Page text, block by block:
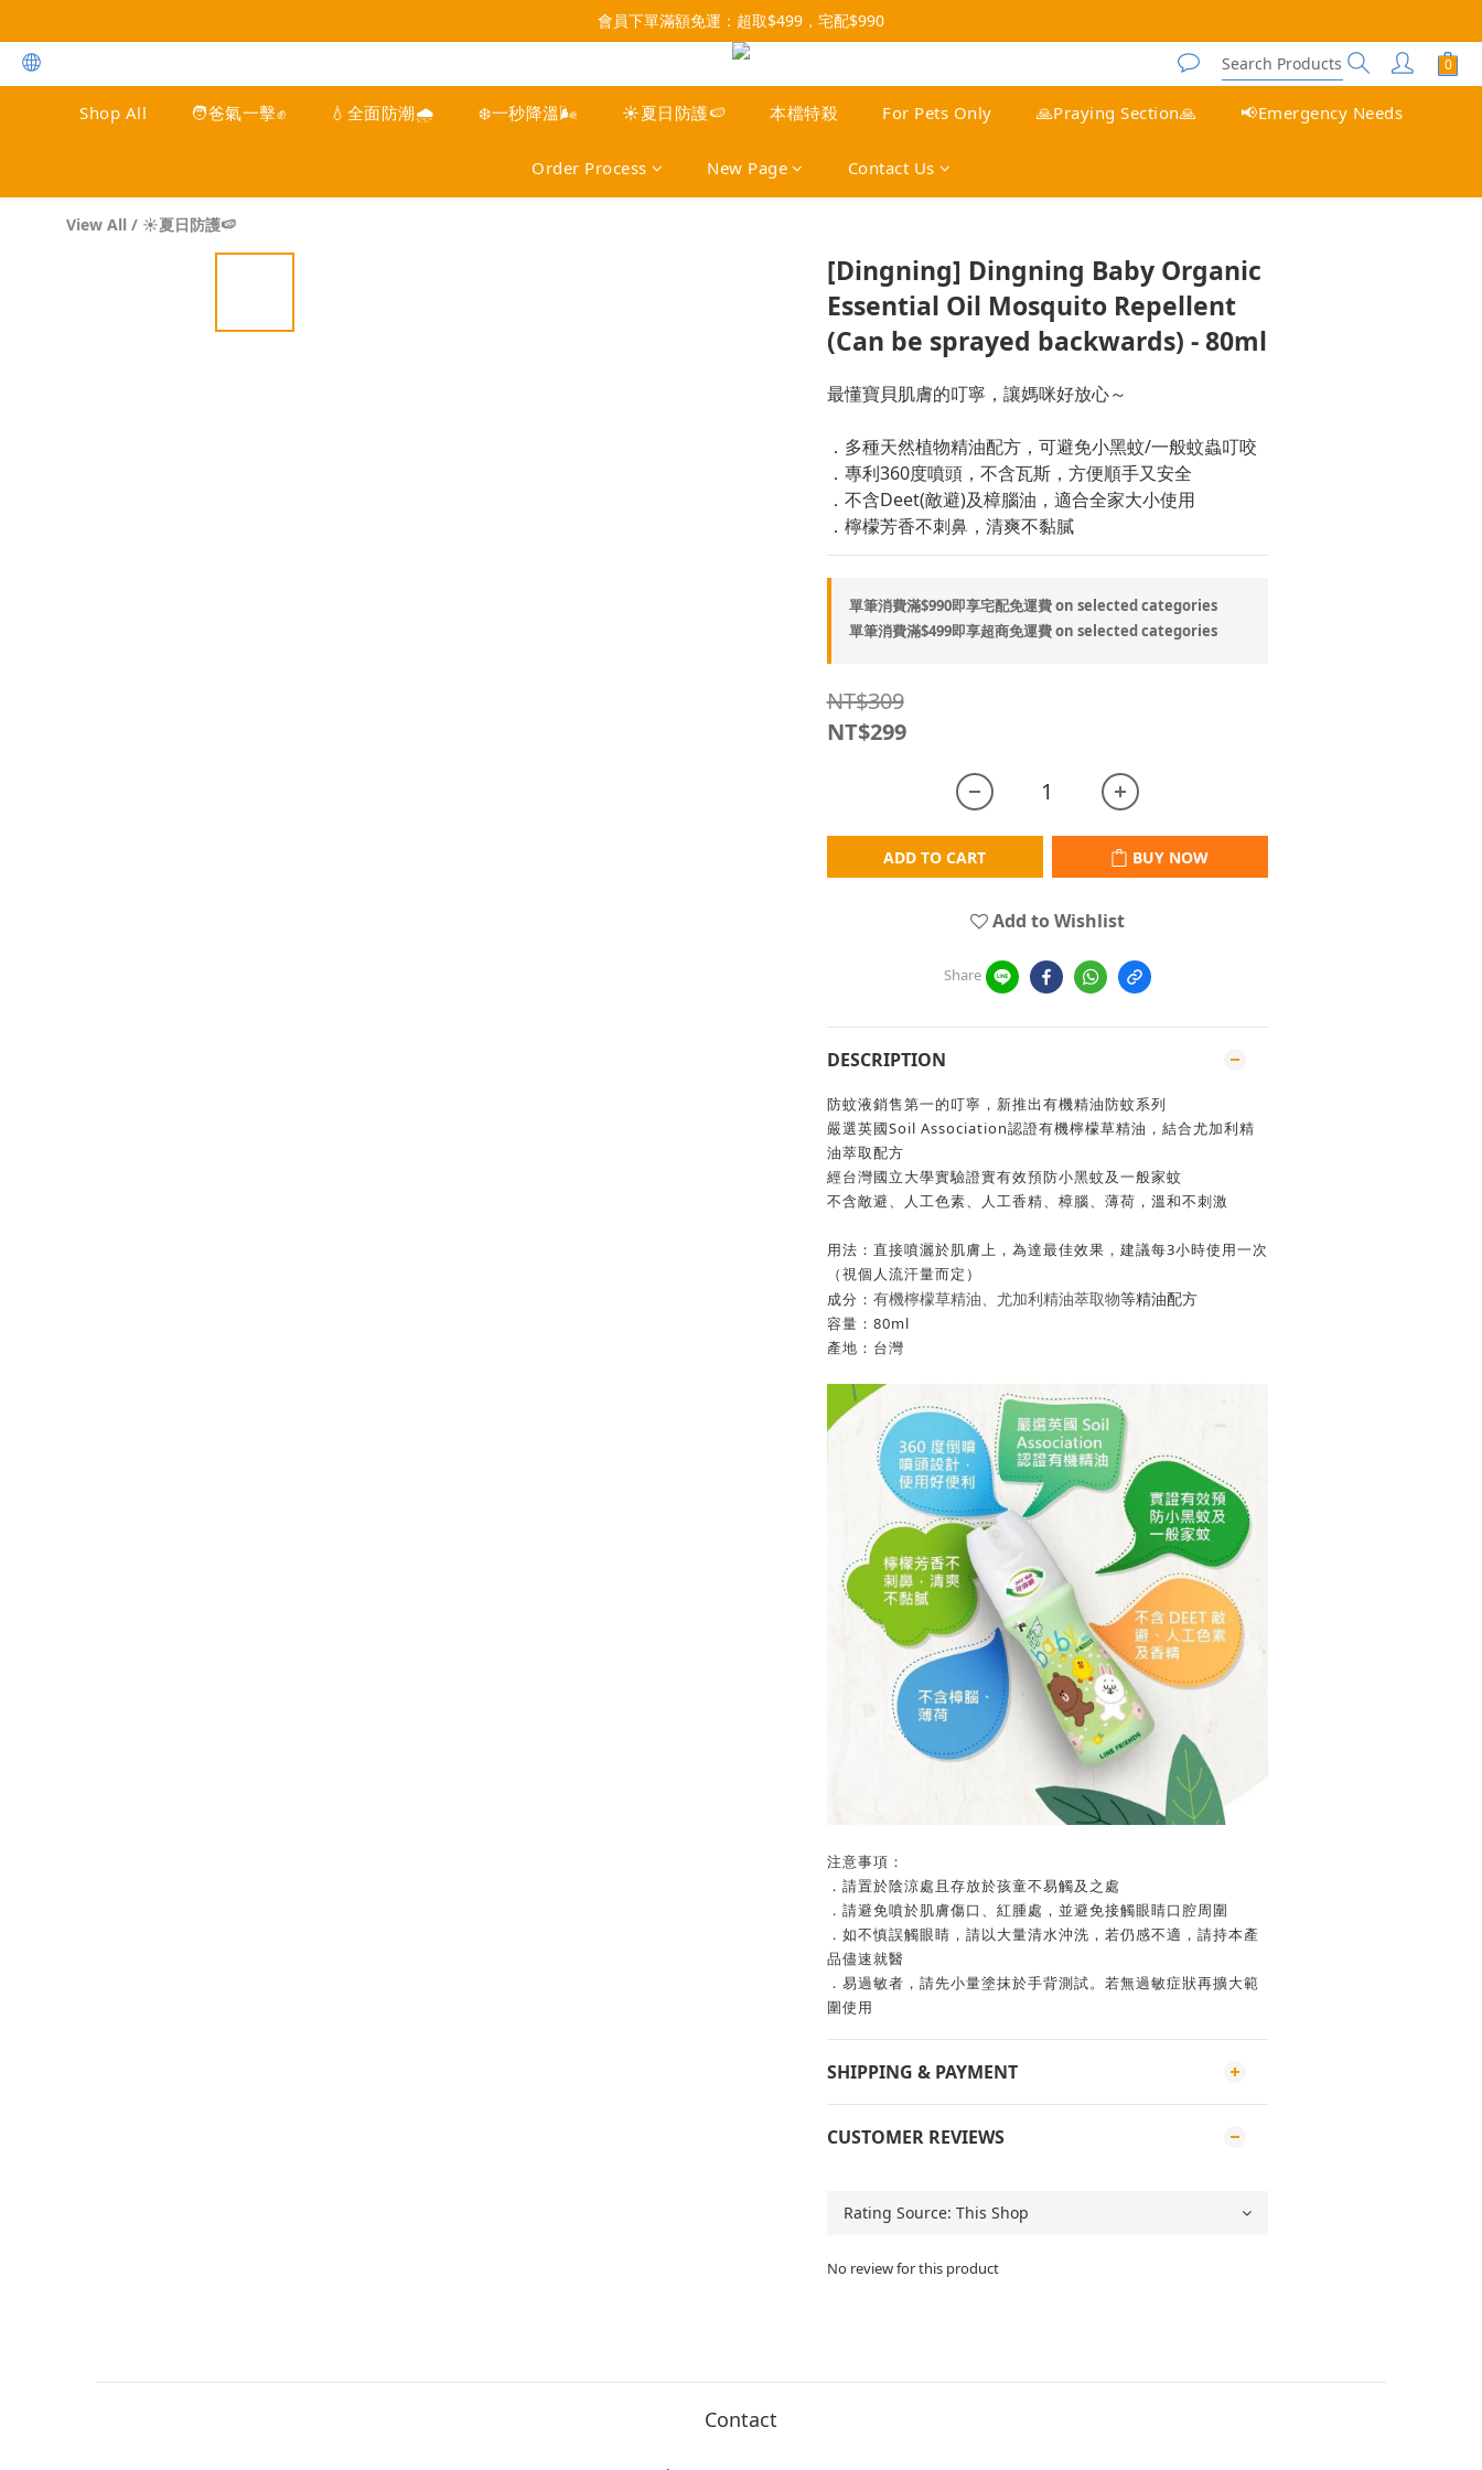
3x more Points on 9th of Every Month!
會員下單滿額免運：超取$499，宅配$990
07/28-08/31 爸氣一擊・限時開搶
3x more Points on 9th of Every Month!
Shop All 🧑爸氣一擊✊ 💧全面防潮🌧️ ❄️一秒降溫🌬️ ☀️夏日防護🍉 本檔特殺 For Pets Only 🙏Praying Section🙏 📢Emergency Needs
Order Process New Page Contact Us
View All / ☀️夏日防護🍉
[Dingning] Dingning Baby Organic
Essential Oil Mosquito Repellent
(Can be sprayed backwards) - 80ml
最懂寶貝肌膚的叮寧，讓媽咪好放心～
．多種天然植物精油配方，可避免小黑蚊/一般蚊蟲叮咬
．專利360度噴頭，不含瓦斯，方便順手又安全
．不含Deet(敵避)及樟腦油，適合全家大小使用
．檸檬芳香不刺鼻，清爽不黏膩
單筆消費滿$990即享宅配免運費 on selected categories
單筆消費滿$499即享超商免運費 on selected categories
NT$309
NT$299
ADD TO CART BUY NOW
Add to Wishlist
Share
DESCRIPTION
防蚊液銷售第一的叮寧，新推出有機精油防蚊系列
嚴選英國Soil Association認證有機檸檬草精油，結合尤加利精
油萃取配方
經台灣國立大學實驗證實有效預防小黑蚊及一般家蚊
不含敵避、人工色素、人工香精、樟腦、薄荷，溫和不刺激
用法：直接噴灑於肌膚上，為達最佳效果，建議每3小時使用一次
（視個人流汗量而定）
成分： 有機檸檬草精油、 尤加利精油萃取物等精油配方
容量：80ml
產地：台灣
注意事項：
． 請置於陰涼處且存放於孩童不易觸及之處
． 請避免噴於肌膚傷口、紅腫處，並避免接觸眼睛口腔周圍
． 如不慎誤觸眼睛，請以大量清水沖洗，若仍感不適，請持本產
品儘速就醫
．易過敏者，請先小量塗抹於手背測試。若無過敏症狀再擴大範
圍使用
SHIPPING & PAYMENT
CUSTOMER REVIEWS
No review for this product
Contact